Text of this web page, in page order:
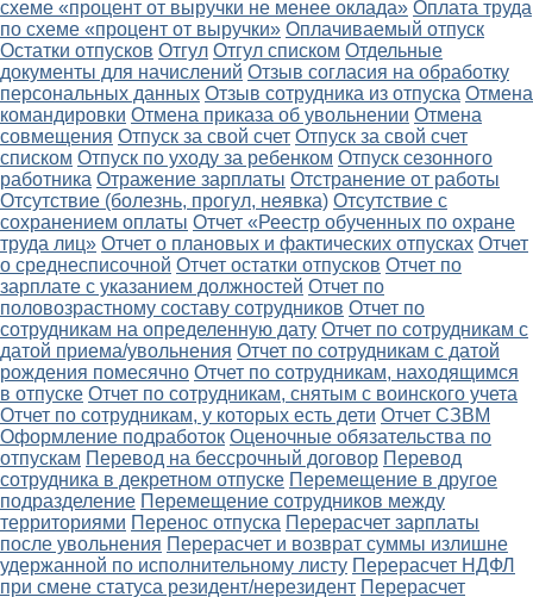
схеме «процент от выручки не менее оклада» Оплата труда
по схеме «процент от выручки» Оплачиваемый отпуск
Остатки отпусков Отгул Отгул списком Отдельные
документы для начислений Отзыв согласия на обработку
персональных данных Отзыв сотрудника из отпуска Отмена
командировки Отмена приказа об увольнении Отмена
совмещения Отпуск за свой счет Отпуск за свой счет
списком Отпуск по уходу за ребенком Отпуск сезонного
работника Отражение зарплаты Отстранение от работы
Отсутствие (болезнь, прогул, неявка) Отсутствие с
сохранением оплаты Отчет «Реестр обученных по охране
труда лиц» Отчет о плановых и фактических отпусках Отчет
о среднесписочной Отчет остатки отпусков Отчет по
зарплате с указанием должностей Отчет по
половозрастному составу сотрудников Отчет по
сотрудникам на определенную дату Отчет по сотрудникам с
датой приема/увольнения Отчет по сотрудникам с датой
рождения помесячно Отчет по сотрудникам, находящимся
в отпуске Отчет по сотрудникам, снятым с воинского учета
Отчет по сотрудникам, у которых есть дети Отчет СЗВМ
Оформление подработок Оценочные обязательства по
отпускам Перевод на бессрочный договор Перевод
сотрудника в декретном отпуске Перемещение в другое
подразделение Перемещение сотрудников между
территориями Перенос отпуска Перерасчет зарплаты
после увольнения Перерасчет и возврат суммы излишне
удержанной по исполнительному листу Перерасчет НДФЛ
при смене статуса резидент/нерезидент Перерасчет